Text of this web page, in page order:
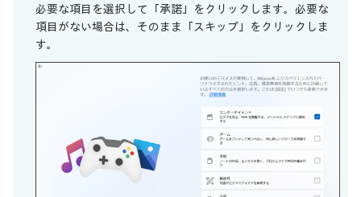
必要な項目を選択して「承諾」をクリックします。必要な
項目がない場合は、そのまま「スキップ」をクリックしま
す。